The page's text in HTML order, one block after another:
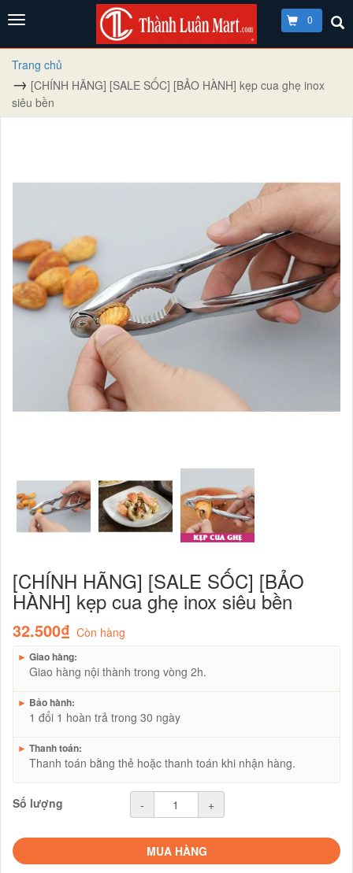
0
Trang chủ
[CHÍNH HÃNG] [SALE SỐC] [BẢO HÀNH] kẹp cua ghẹ inox
siêu bền
[CHÍNH HÃNG] [SALE SỐC] [BẢO
HÀNH] kẹp cua ghẹ inox siêu bền
32.500₫ Còn hàng
► Giao hàng:
Giao hàng nội thành trong vòng 2h.
► Bảo hành:
1 đổi 1 hoàn trả trong 30 ngày
► Thanh toán:
Thanh toán bằng thẻ hoặc thanh toán khi nhận hàng.
Số lượng - +
MUA HÀNG